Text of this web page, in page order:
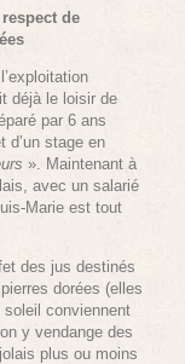
de
déjà le loisir de
par 6 ans
d’un stage en
». Maintenant à
avec un salarié
Marie est tout
des jus destinés
dorées (elles
conviennent
y vendange des
plus ou moins